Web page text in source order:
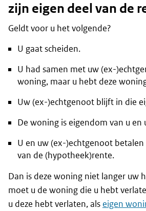
zijn eigen deel van de
Geldt voor u het volgende?
U gaat scheiden.
U had samen met uw (ex-
woning, maar u hebt deze
Uw (ex-)echtgenoot blijft in die
De woning is eigendom van u
U en uw (ex-)echtgenoot
van de (hypotheek)rente.
Dan is deze woning niet langer uw
moet u de woning die u hebt
u deze hebt verlaten, als eigen